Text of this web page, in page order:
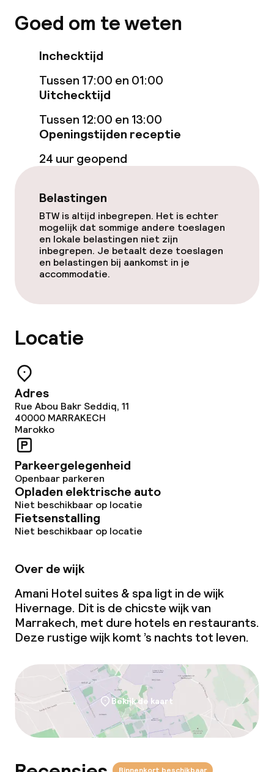
Eet- en drinkgelegenheden
Restaurant
Bar
Bar met dakterras
Eet- en drinkdiensten
Ontbijtbuffet
Lunch à la carte
Diner à la carte
Roomservice
Schoonmaakvoorzieningen
Zakelijke faciliteiten
Vergaderruimte
Beleid
Er wordt geen alcohol geschonken
Goed om te weten
Inchecktijd
Tussen 17:00 en 01:00
Uitchecktijd
Tussen 12:00 en 13:00
Openingstijden receptie
24 uur geopend
Belastingen
BTW is altijd inbegrepen. Het is echter
mogelijk dat sommige andere toeslagen
en lokale belastingen niet zijn
inbegrepen. Je betaalt deze toeslagen
en belastingen bij aankomst in je
accommodatie.
Locatie
Adres
Rue Abou Bakr Seddiq, 11
40000 MARRAKECH
Marokko
Parkeergelegenheid
Openbaar parkeren
Opladen elektrische auto
Niet beschikbaar op locatie
Fietsenstalling
Niet beschikbaar op locatie
Over de wijk
Amani Hotel suites & spa ligt in de wijk
Hivernage. Dit is de chicste wijk van
Marrakech, met dure hotels en restaurants.
Deze rustige wijk komt ’s nachts tot leven.
Bekijk de kaart